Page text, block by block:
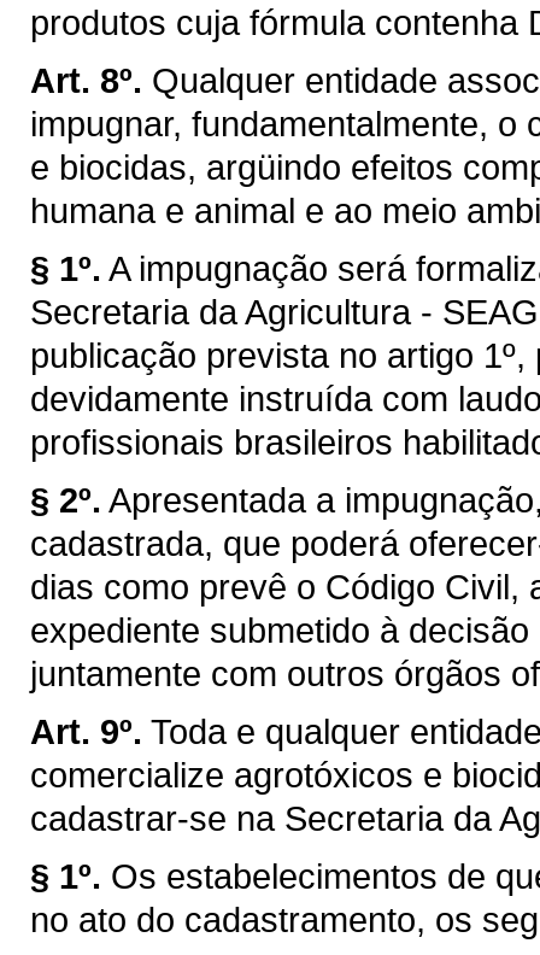
produtos cuja fórmula contenha
Art. 8º. Qualquer entidade
impugnar, fundamentalmente,
e biocidas, argüindo efeitos
humana e animal e ao meio
§ 1º. A impugnação será
Secretaria da Agricultura -
publicação prevista no artigo
devidamente instruída com
profissionais brasileiros
§ 2º. Apresentada a
cadastrada, que poderá
dias como prevê o Código Civil,
expediente submetido à
juntamente com outros órgãos
Art. 9º. Toda e qualquer
comercialize agrotóxicos e
cadastrar-se na Secretaria da
§ 1º. Os estabelecimentos de
no ato do cadastramento, os